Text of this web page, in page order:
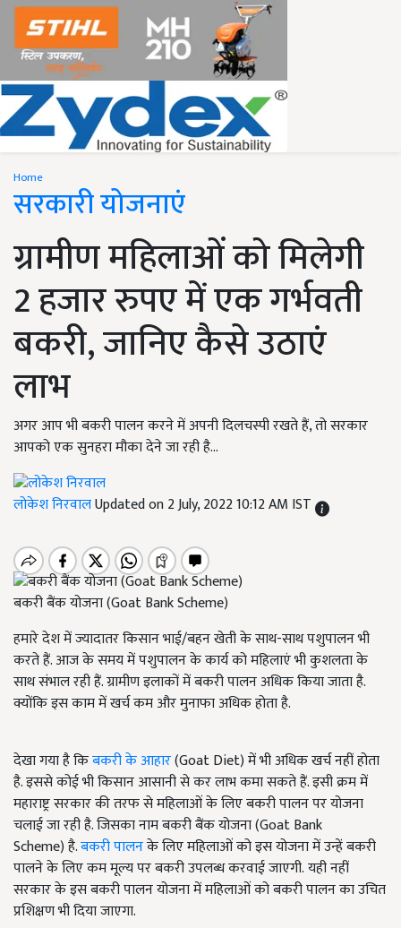
Home
सरकारी योजनाएं
ग्रामीण महिलाओं को मिलेगी
2 हजार रुपए में एक गर्भवती
बकरी, जानिए कैसे उठाएं
लाभ
अगर आप भी बकरी पालन करने में अपनी दिलचस्पी रखते हैं, तो सरकार
आपको एक सुनहरा मौका देने जा रही है...
लोकेश निरवालUpdated on 2 July, 2022 10:12 AM IST
बकरी बैंक योजना (Goat Bank Scheme)
हमारे देश में ज्यादातर किसान भाई/बहन खेती के साथ-साथ पशुपालन भी
करते हैं. आज के समय में पशुपालन के कार्य को महिलाएं भी कुशलता के
साथ संभाल रही हैं. ग्रामीण इलाकों में बकरी पालन अधिक किया जाता है.
क्योंकि इस काम में खर्च कम और मुनाफा अधिक होता है.
देखा गया है किबकरी के आहार(Goat Diet) में भी अधिक खर्च नहीं होता
है. इससे कोई भी किसान आसानी से कर लाभ कमा सकते हैं. इसी क्रम में
महाराष्ट्र सरकार की तरफ से महिलाओं के लिए बकरी पालन पर योजना
चलाई जा रही है. जिसका नाम बकरी बैंक योजना (Goat Bank
Scheme) है.बकरी पालनके लिए महिलाओं को इस योजना में उन्हें बकरी
पालने के लिए कम मूल्य पर बकरी उपलब्ध करवाई जाएगी. यही नहीं
सरकार के इस बकरी पालन योजना में महिलाओं को बकरी पालन का उचित
प्रशिक्षण भी दिया जाएगा.